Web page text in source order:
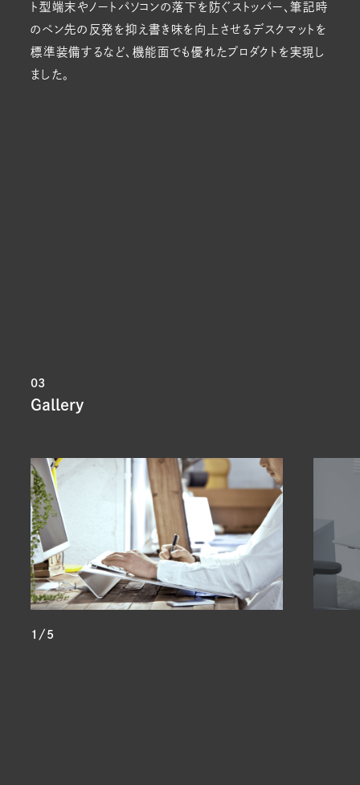
ト型端末やノートパソコンの落下を防ぐストッパー、筆記時
のペン先の反発を抑え書き味を向上させるデスクマットを
標準装備するなど、機能面でも優れたプロダクトを実現し
ました。
03
Gallery
1 / 5